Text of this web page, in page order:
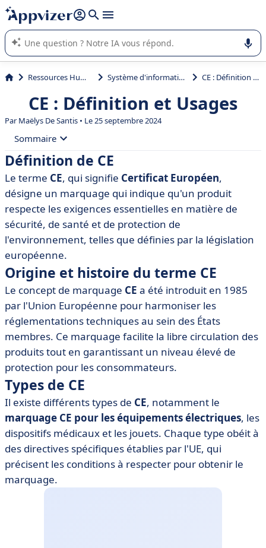
répondre (plusieurs lignes avec
L'IA de Appvizer vous guide dans l'utilisation ou la sélection de
logiciel SaaS en entreprise.
Ressources Humaines (RH) Système d'information RH (SIRH) CE : Définition et Usages
CE : Définition et Usages
ParMaëlys De Santis • Le 25 septembre 2024
Sommaire
• Définition de CE
• Origine et histoire du terme CE
• Types de CE
• Importance du CE dans le monde professionnel
• Applications et exemples pratiques du CE
• Outils et logiciels recommandés pour utiliser le CE
• Meilleures pratiques pour intégrer le CE dans son
activité
Définition de CE
Le terme CE, qui signifie Certificat Européen,
désigne un marquage qui indique qu'un produit
respecte les exigences essentielles en matière de
sécurité, de santé et de protection de
l'environnement, telles que définies par la législation
européenne.
Origine et histoire du terme CE
Le concept de marquage CE a été introduit en 1985
par l'Union Européenne pour harmoniser les
réglementations techniques au sein des États
membres. Ce marquage facilite la libre circulation des
produits tout en garantissant un niveau élevé de
protection pour les consommateurs.
Types de CE
Il existe différents types de CE, notamment le
marquage CE pour les équipements électriques, les
dispositifs médicaux et les jouets. Chaque type obéit à
des directives spécifiques établies par l'UE, qui
précisent les conditions à respecter pour obtenir le
marquage.